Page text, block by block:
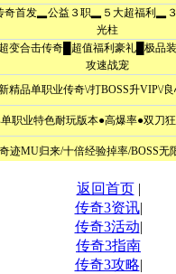
返回首页|
传奇3资讯|
传奇3活动|
传奇3指南
传奇3攻略|